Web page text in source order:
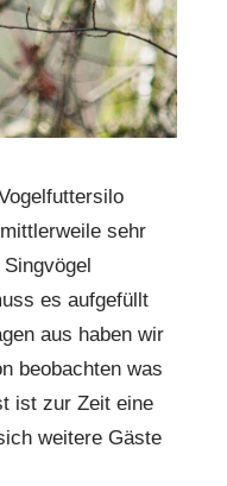
sehr
es aufgefüllt
aus haben wir
beobachten was
ist zur Zeit eine
weitere Gäste